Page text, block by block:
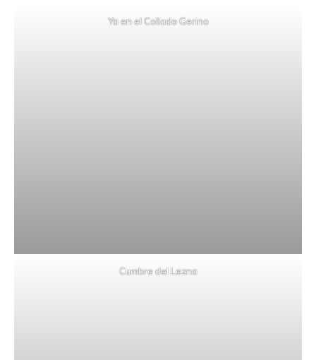
Ya en el Collado Gerino
Cumbre del Lezna